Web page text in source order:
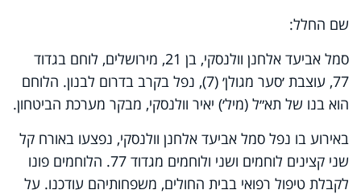
שם החלל:
סמל אביעד אלחנן וולנסקי, בן 21, מירושלים, לוחם בגדוד
77, עוצבת ׳סער מגולן׳ (7), נפל בקרב בדרום לבנון. הלוחם
הוא בנו של תא״ל (מיל׳) יאיר וולנסקי, מבקר מערכת הביטחון.
באירוע בו נפל סמל אביעד אלחנן וולנסקי, נפצעו באורח קל
שני קצינים לוחמים ושני ולוחמים מגדוד 77. הלוחמים פונו
לקבלת טיפול רפואי בבית החולים, משפחותיהם עודכנו. על